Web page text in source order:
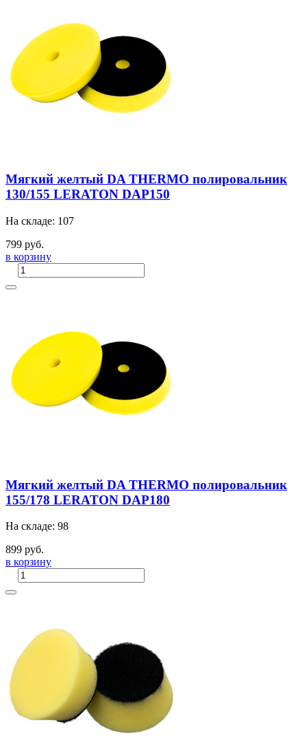
Мягкий желтый DA THERMO полировальник
130/155 LERATON DAP150
На складе: 107
799 руб.
в корзину
Мягкий желтый DA THERMO полировальник
155/178 LERATON DAP180
На складе: 98
899 руб.
в корзину